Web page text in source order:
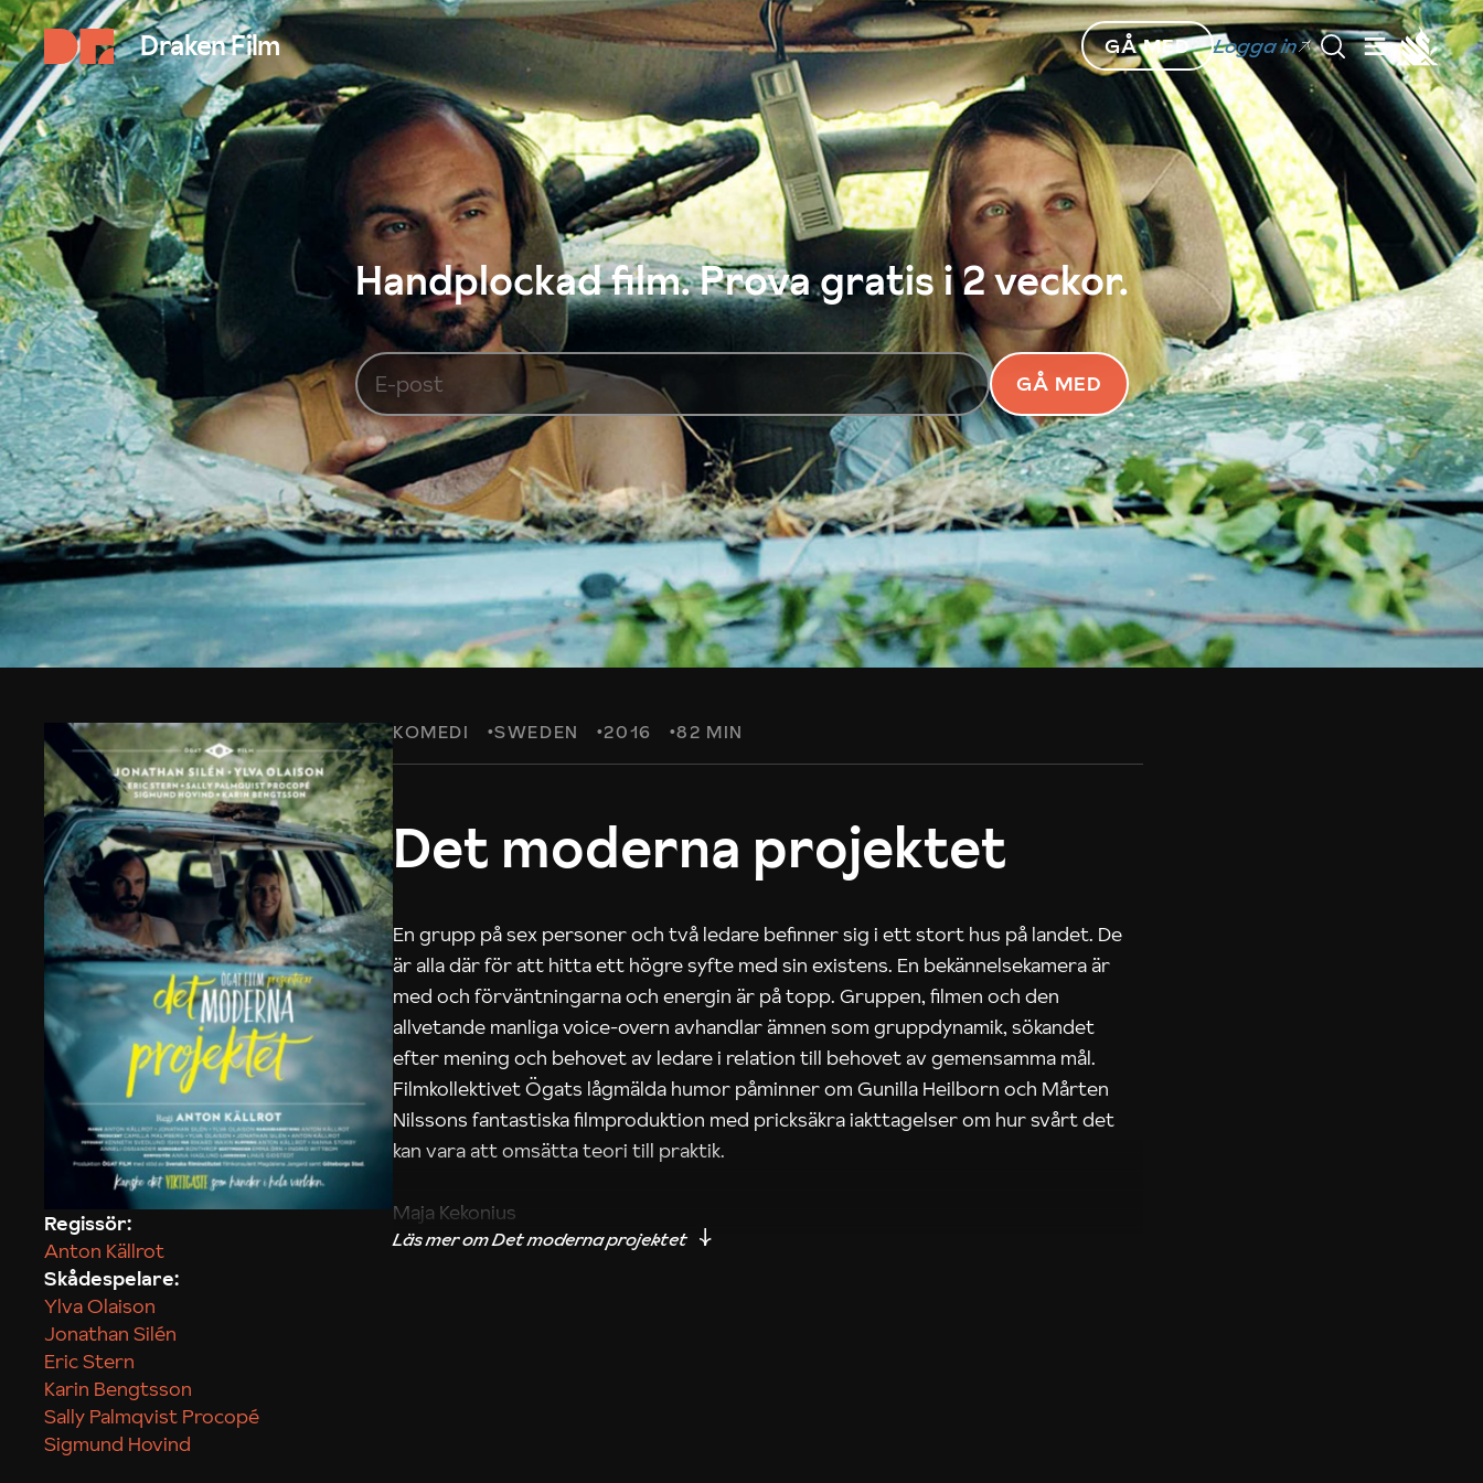
Draken Film GÅ MED Logga in
Handplockad film. Prova gratis i 2 veckor.
GÅ MED
KOMEDI SWEDEN 2016 82 MIN
Det moderna projektet
En grupp på sex personer och två ledare befinner sig i ett stort hus på landet. De
är alla där för att hitta ett högre syfte med sin existens. En bekännelsekamera är
med och förväntningarna och energin är på topp. Gruppen, filmen och den
allvetande manliga voice-overn avhandlar ämnen som gruppdynamik, sökandet
efter mening och behovet av ledare i relation till behovet av gemensamma mål.
Filmkollektivet Ögats lågmälda humor påminner om Gunilla Heilborn och Mårten
Nilssons fantastiska filmproduktion med pricksäkra iakttagelser om hur svårt det
kan vara att omsätta teori till praktik.
Maja Kekonius
Regissör:
Anton Källrot
Skådespelare:
Ylva Olaison
Jonathan Silén
Eric Stern
Karin Bengtsson
Sally Palmqvist Procopé
Sigmund Hovind